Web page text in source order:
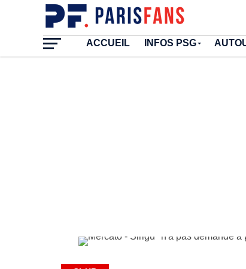
ACCUEIL INFOS PSG